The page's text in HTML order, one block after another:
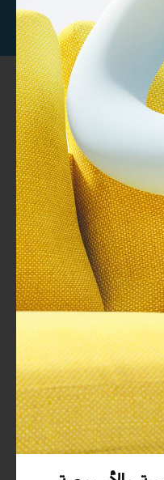
مصمم بخبرات عالمية
الامير سلطان
دبي، الامارات العربية المتحدة – جزيرة المرفا – ص .ب 9588 الديرة –